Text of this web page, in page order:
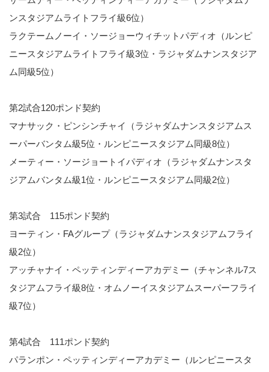
ンスタジアムライトフライ級6位）
ラクテームノーイ・ソージョーウィチットパディオ（ルンピ
ニースタジアムライトフライ級3位・ラジャダムナンスタジア
ム同級5位）
第2試合120ポンド契約
マナサック・ピンシンチャイ（ラジャダムナンスタジアムス
ーパーバンタム級5位・ルンピニースタジアム同級8位）
メーティー・ソージョートイパディオ（ラジャダムナンスタ
ジアムバンタム級1位・ルンピニースタジアム同級2位）
第3試合 115ポンド契約
ヨーティン・FAグループ（ラジャダムナンスタジアムフライ
級2位）
アッチャナイ・ペッティンディーアカデミー（チャンネル7ス
タジアムフライ級8位・オムノーイスタジアムスーパーフライ
級7位）
第4試合 111ポンド契約
パランポン・ペッティンディーアカデミー（ルンピニースタ